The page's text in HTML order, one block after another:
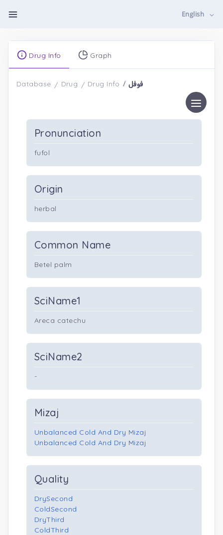
English
Drug Info Graph
Database Drug Drug Info فوفل
Pronunciation
fufol
Origin
herbal
Common Name
Betel palm
SciName1
Areca catechu
SciName2
-
Mizaj
Unbalanced Cold And Dry Mizaj
Unbalanced Cold And Dry Mizaj
Quality
DrySecond
ColdSecond
DryThird
ColdThird